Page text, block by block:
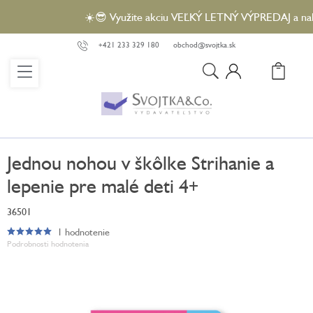
obsah
☀️😎 Využite akciu VEĽKÝ LETNÝ VÝPREDAJ a
+421 233 329 180 obchod@svojtka.sk
Jednou nohou v škôlke Strihanie a
lepenie pre malé deti 4+
36501
Podrobnosti hodnotenia
Priemerné
hodnotenie
1 hodnotenie